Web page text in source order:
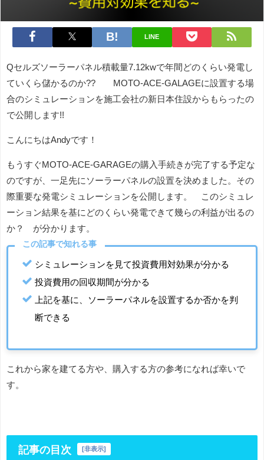
LINE
Qセルズソーラーパネル積載量7.12kwで年間どのくらい発電し
ていくら儲かるのか?? MOTO-ACE-GALAGEに設置する場
合のシミュレーションを施工会社の新日本住設からもらったの
で公開します!!
こんにちはAndyです！
もうすぐMOTO-ACE-GARAGEの購入手続きが完了する予定な
のですが、一足先にソーラーパネルの設置を決めました。その
際重要な発電シミュレーションを公開します。 このシミュレ
ーション結果を基にどのくらい発電できて幾らの利益が出るの
か？ が分かります。
この記事で知れる事
シミュレーションを見て投資費用対効果が分かる
投資費用の回収期間が分かる
上記を基に、ソーラーパネルを設置するか否かを判
断できる
これから家を建てる方や、購入する方の参考になれば幸いで
す。
記事の目次 非表示